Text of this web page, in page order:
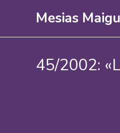
Mesias
45/2002: